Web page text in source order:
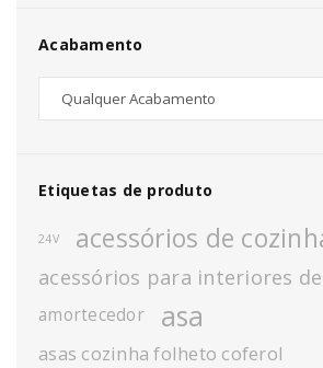
Acabamento
Etiquetas de produto
24V acessórios de
acessórios para interiores
amortecedor asa
asas cozinha folheto coferol